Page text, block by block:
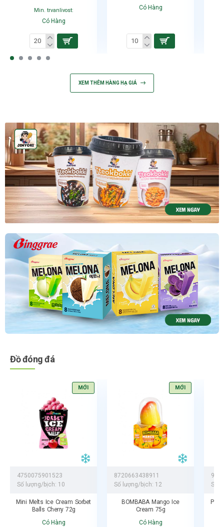
Min. trvanlivost:
Có Hàng
Có Hàng
XEM THÊM HÀNG HẠ GIÁ
Đồ đóng đá
MỚI
4750075901523
Số lượng/bịch: 10
Mini Melts Ice Cream Sorbet
Balls Cherry 72g
Có Hàng
MỚI
8720663438911
Số lượng/bịch: 12
BOMBABA Mango Ice
Cream 75g
Có Hàng
Số